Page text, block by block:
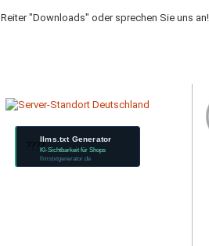
"Downloads" oder sprechen Sie uns an!
????
llms.txt Generator
KI-Sichtbarkeit für Shops
llmstxtgenerator.de